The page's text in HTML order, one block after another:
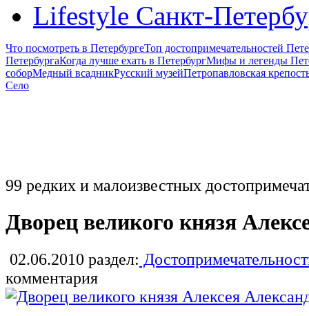
Lifestyle Санкт-
Что посмотреть в ПетербургеТоп достопримечательностей
ПетербургаКогда лучше ехать в ПетербургМифы и легенды
соборМедный всадникРусский музейПетропавловская
Село
99 редких и малоизвестных
Дворец великого князя
02.06.2010 раздел:
комментария